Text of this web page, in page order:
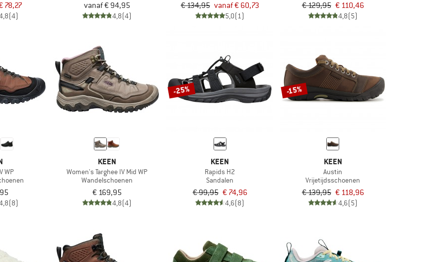
78,27
(4)
vanaf € 94,95
4,8(4)
€ 134,95 vanaf € 60,73
5,0(1)
€ 129,95 € 110,46
4,8(5)
WP
(8)
KEEN
Women's Targhee IV Mid WP
Wandelschoenen
€ 169,95
4,8(4)
-25%
KEEN
Rapids H2
Sandalen
€ 99,95 € 74,96
4,6(8)
-15%
KEEN
Austin
Vrijetijdsschoenen
€ 139,95 € 118,96
4,6(5)